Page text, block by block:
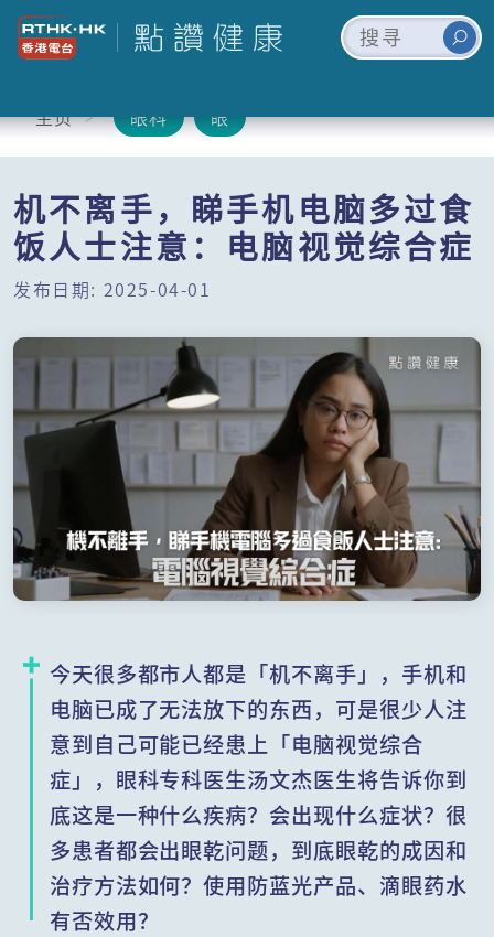
主页 眼科 眼
机不离手，睇手机电脑多过食
饭人士注意：电脑视觉综合症
发布日期: 2025-04-01
今天很多都市人都是「机不离手」，手机和
电脑已成了无法放下的东西，可是很少人注
意到自己可能已经患上「电脑视觉综合
症」，眼科专科医生汤文杰医生将告诉你到
底这是一种什么疾病？会出现什么症状？很
多患者都会出眼乾问题，到底眼乾的成因和
治疗方法如何？使用防蓝光产品、滴眼药水
有否效用？